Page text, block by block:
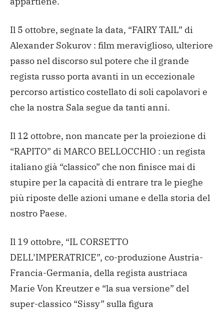
Il 5 ottobre, segnate la data, “FAIRY TAIL” di
Alexander Sokurov : film meraviglioso, ulteriore
passo nel discorso sul potere che il grande
regista russo porta avanti in un eccezionale
percorso artistico costellato di soli capolavori e
che la nostra Sala segue da tanti anni.
Il 12 ottobre, non mancate per la proiezione di
“RAPITO” di MARCO BELLOCCHIO : un regista
italiano già “classico” che non finisce mai di
stupire per la capacità di entrare tra le pieghe
più riposte delle azioni umane e della storia del
nostro Paese.
Il 19 ottobre, “IL CORSETTO
DELL’IMPERATRICE”, co-produzione Austria-
Francia-Germania, della regista austriaca
Marie Von Kreutzer e “la sua versione” del
super-classico “Sissy” sulla figura